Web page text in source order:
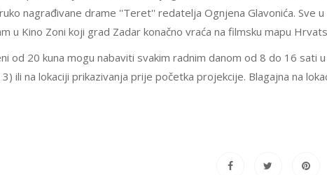
nagrađivane drame ''Teret'' redatelja Ognjena Glavonića. Sve u
u Kino Zoni koji grad Zadar konačno vraća na filmsku mapu
od 20 kuna mogu nabaviti svakim radnim danom od 8 do 16 sati
ili na lokaciji prikazivanja prije početka projekcije. Blagajna na